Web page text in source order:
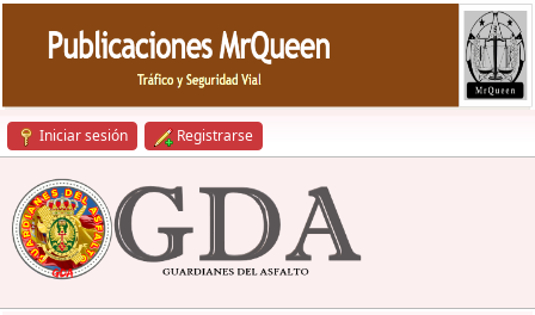
Iniciar sesión Registrarse